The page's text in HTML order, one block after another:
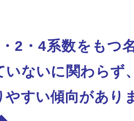
2・4系数をもつ
いないに関わらず
やすい傾向があり